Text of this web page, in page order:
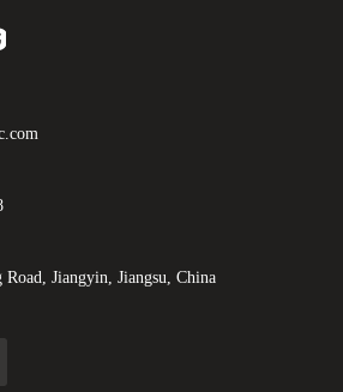
Jiangyin, Jiangsu, China